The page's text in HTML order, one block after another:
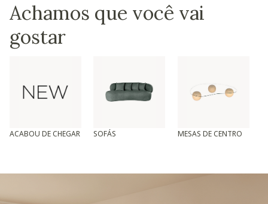
Achamos que você vai
gostar
ACABOU DE CHEGAR SOFÁS MESAS DE CENTRO